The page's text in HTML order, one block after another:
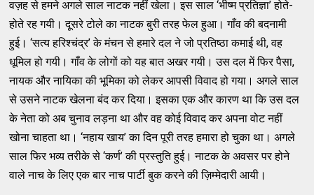
वज़ह से हमने अगले साल नाटक नहीं खेला। इस साल ‘भीष्म प्रतिज्ञा’ होते-
होते रह गयी। दूसरे टोले का नाटक बुरी तरह फेल हुआ। गाँव की बदनामी
हुई। ‘सत्य हरिश्चंद्र’ के मंचन से हमारे दल ने जो प्रतिष्ठा कमाई थी, वह
धूमिल हो गयी। गाँव के लोगों को यह बात अखर गयी। उस दल में फिर पैसा,
नायक और नायिका की भूमिका को लेकर आपसी विवाद हो गया। अगले साल
से उसने नाटक खेलना बंद कर दिया। इसका एक और कारण था कि उस दल
के नेता को अब चुनाव लड़ना था और वह कोई विवाद कर अपना वोट नहीं
खोना चाहता था। ‘नहाय खाय’ का दिन पूरी तरह हमारा हो चुका था। अगले
साल फिर भव्य तरीके से ‘कर्ण’ की प्रस्तुति हुई। नाटक के अवसर पर होने
वाले नाच के लिए एक बार नाच पार्टी बुक करने की ज़िम्मेदारी आयी।